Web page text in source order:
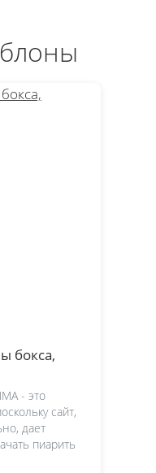
бокса,
- это
сайт,
дает
пиарить